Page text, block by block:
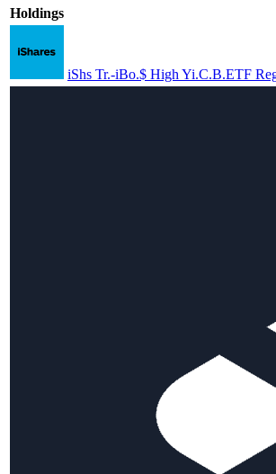
Holdings
iShs Tr.-iBo.$ High Yi.C.B.ETF